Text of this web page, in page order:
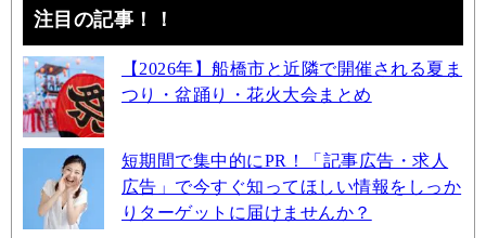
注目の記事！！
【2026年】船橋市と近隣で開催される夏ま
つり・盆踊り・花火大会まとめ
短期間で集中的にPR！「記事広告・求人
広告」で今すぐ知ってほしい情報をしっか
りターゲットに届けませんか？